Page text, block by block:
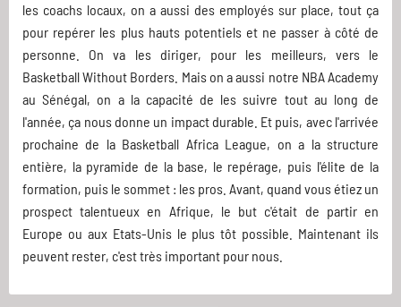
les coachs locaux, on a aussi des employés sur place, tout ça
pour repérer les plus hauts potentiels et ne passer à côté de
personne. On va les diriger, pour les meilleurs, vers le
Basketball Without Borders. Mais on a aussi notre NBA Academy
au Sénégal, on a la capacité de les suivre tout au long de
l'année, ça nous donne un impact durable. Et puis, avec l'arrivée
prochaine de la Basketball Africa League, on a la structure
entière, la pyramide de la base, le repérage, puis l'élite de la
formation, puis le sommet : les pros. Avant, quand vous étiez un
prospect talentueux en Afrique, le but c'était de partir en
Europe ou aux Etats-Unis le plus tôt possible. Maintenant ils
peuvent rester, c'est très important pour nous.